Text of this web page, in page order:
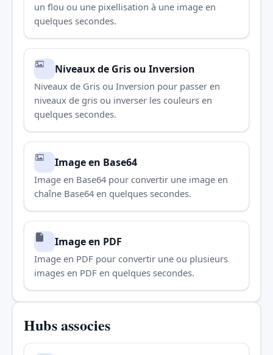
un flou ou une pixellisation à une image en
quelques secondes.
Niveaux de Gris ou Inversion
Niveaux de Gris ou Inversion pour passer en
niveaux de gris ou inverser les couleurs en
quelques secondes.
Image en Base64
Image en Base64 pour convertir une image en
chaîne Base64 en quelques secondes.
Image en PDF
Image en PDF pour convertir une ou plusieurs
images en PDF en quelques secondes.
Hubs associes